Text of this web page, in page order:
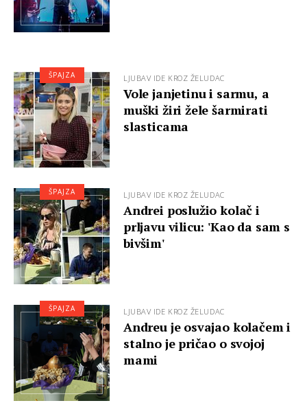
LJUBAV IDE KROZ ŽELUDAC
Vole janjetinu i sarmu, a
muški žiri žele šarmirati
slasticama
ŠPAJZA
LJUBAV IDE KROZ ŽELUDAC
Andrei poslužio kolač i
prljavu vilicu: 'Kao da sam s
bivšim'
ŠPAJZA
LJUBAV IDE KROZ ŽELUDAC
Andreu je osvajao kolačem i
stalno je pričao o svojoj
mami
ŠPAJZA